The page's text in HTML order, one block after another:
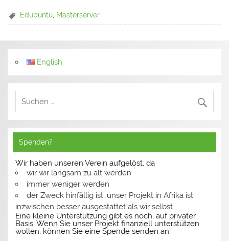
Edubuntu Masterserver
English
Spenden?
Wir haben unseren Verein aufgelöst, da
wir wir langsam zu alt werden
immer weniger werden
der Zweck hinfällig ist; unser Projekt in Afrika ist
inzwischen besser ausgestattet als wir selbst.
Eine kleine Unterstützung gibt es noch, auf privater
Basis. Wenn Sie unser Projekt finanziell unterstützen
wollen, können Sie eine Spende senden an: